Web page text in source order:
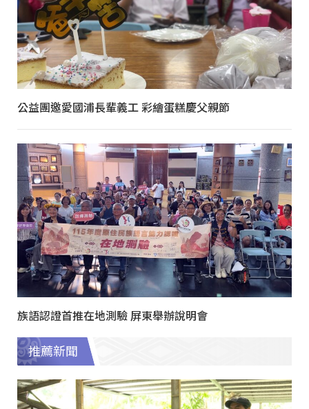
公益團邀愛國浦長輩義工 彩繪蛋糕慶父親節
族語認證首推在地測驗 屏東舉辦說明會
推薦新聞